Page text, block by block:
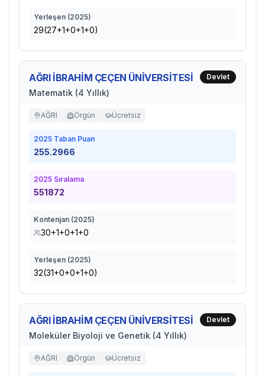
Yerleşen (2025)
29(27+1+0+1+0)
AĞRI İBRAHİM ÇEÇEN ÜNİVERSİTESİ
Matematik (4 Yıllık)
Devlet
AĞRI Örgün Ücretsiz
2025 Taban Puan
255.2966
2025 Sıralama
551872
Kontenjan (2025)
30+1+0+1+0
Yerleşen (2025)
32(31+0+0+1+0)
AĞRI İBRAHİM ÇEÇEN ÜNİVERSİTESİ
Moleküler Biyoloji ve Genetik (4 Yıllık)
Devlet
AĞRI Örgün Ücretsiz